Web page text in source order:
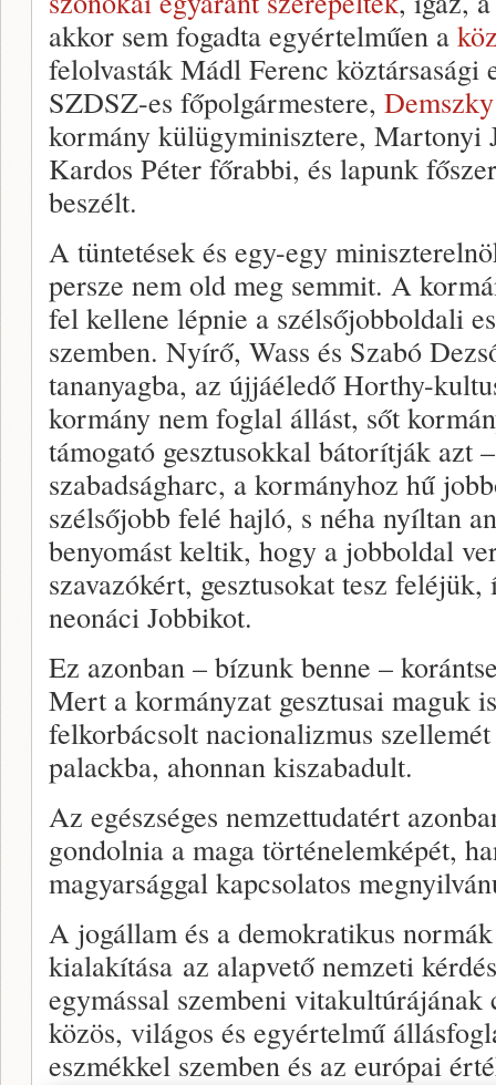
akkor sem fogadta egyértelműen a
felolvasták Mádl Ferenc köztársasági
SZDSZ-es főpolgármestere,
kormány külügyminisztere, Martonyi
Kardos Péter főrabbi, és lapunk
beszélt.
A tüntetések és egy-egy
persze nem old meg semmit. A
fel kellene lépnie a szélsőjobboldali
szemben. Nyírő, Wass és Szabó
tananyagba, az újjáéledő Horthy-
kormány nem foglal állást, sőt
támogató gesztusokkal bátorítják azt
szabadságharc, a kormányhoz hű
szélsőjobb felé hajló, s néha nyíltan
benyomást keltik, hogy a jobboldal
szavazókért, gesztusokat tesz
neonáci Jobbikot.
Ez azonban – bízunk benne –
Mert a kormányzat gesztusai maguk
felkorbácsolt nacionalizmus
palackba, ahonnan kiszabadult.
Az egészséges nemzettudatért
gondolnia a maga történelemképét,
magyarsággal kapcsolatos
A jogállam és a demokratikus
kialakítása az alapvető nemzeti
egymással szembeni
közös, világos és egyértelmű
eszmékkel szemben és az európai